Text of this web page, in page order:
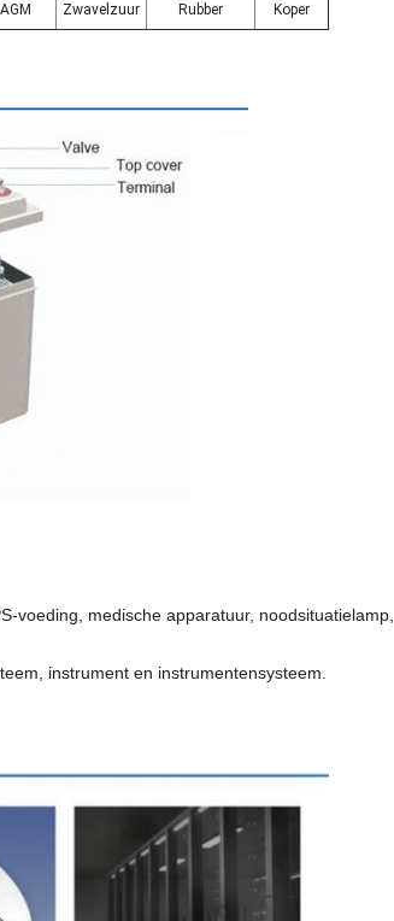
AGM Zwavelzuur Rubber Koper
voeding, medische apparatuur, noodsituatielamp,
instrument en instrumentensysteem.